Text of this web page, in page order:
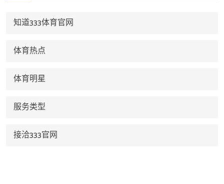
知道333体育官网
体育热点
体育明星
服务类型
接洽333官网